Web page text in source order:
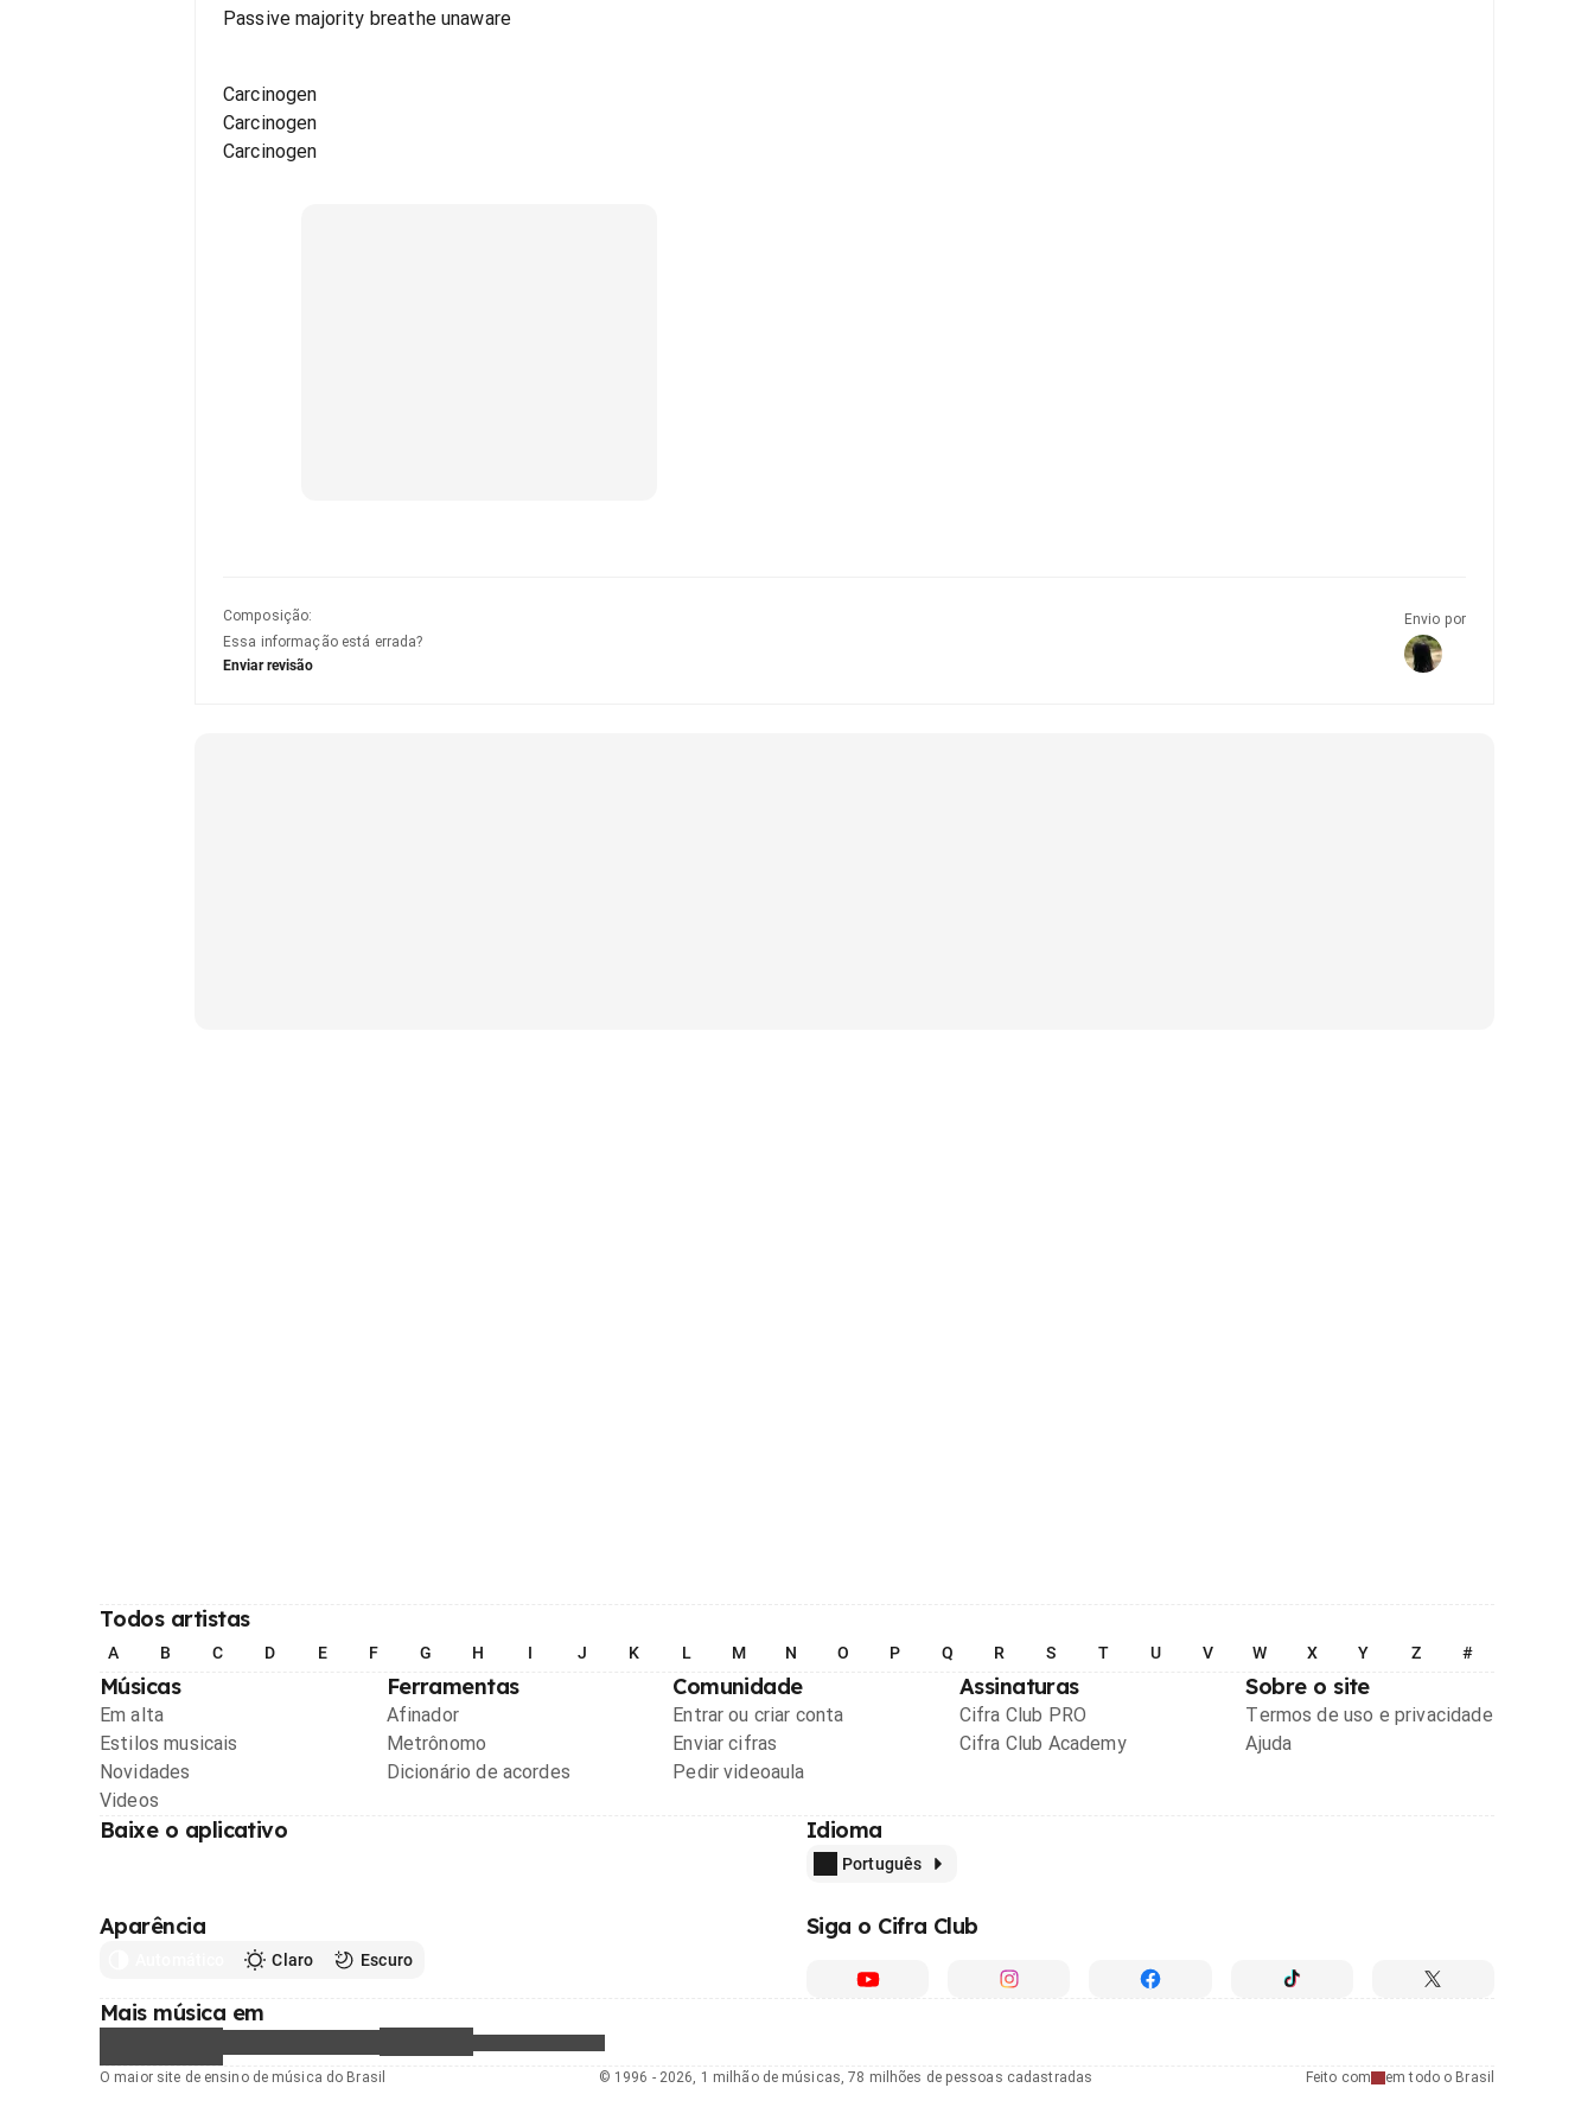
Passive majority breathe unaware
Carcinogen
Carcinogen
Carcinogen
Composição:
Essa informação está errada?
Enviar revisão
Envio por
Todos artistas
A B C D E F G H I J K L M N O P Q R S T U V W X Y Z #
Músicas
Em alta
Estilos musicais
Novidades
Videos
Ferramentas
Afinador
Metrônomo
Dicionário de acordes
Comunidade
Entrar ou criar conta
Enviar cifras
Pedir videoaula
Assinaturas
Cifra Club PRO
Cifra Club Academy
Sobre o site
Termos de uso e privacidade
Ajuda
Baixe o aplicativo Idioma
Português
Aparência
Claro Escuro
Siga o Cifra Club
Mais música em
O maior site de ensino de música do Brasil Feito com em todo o Brasil
© 1996 - 2026, 1 milhão de músicas, 78 milhões de pessoas cadastradas